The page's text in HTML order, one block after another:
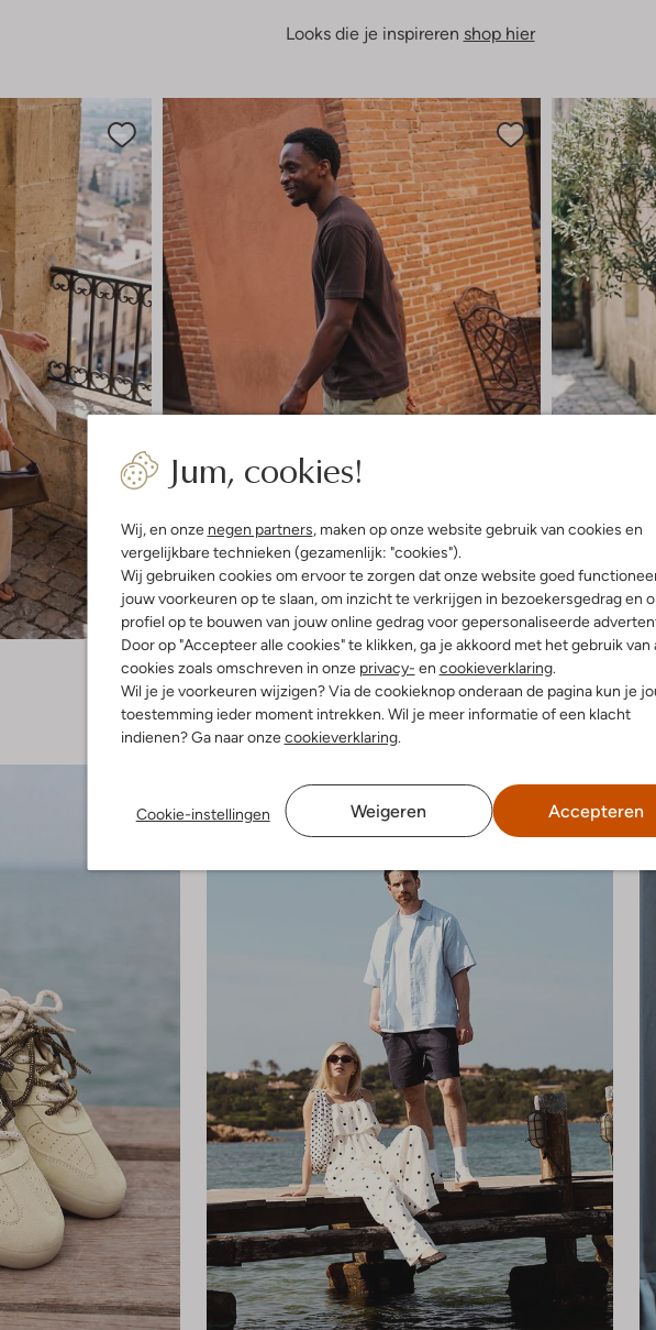
Jum, cookies!
Wij, en onze negen partners, maken op onze website gebruik van cookies en
vergelijkbare technieken (gezamenlijk: "cookies").
Wij gebruiken cookies om ervoor te zorgen dat onze website goed
jouw voorkeuren op te slaan, om inzicht te verkrijgen in bezoekersgedrag en
profiel op te bouwen van jouw online gedrag voor gepersonaliseerde
Door op "Accepteer alle cookies" te klikken, ga je akkoord met het gebruik van
cookies zoals omschreven in onze privacy- en cookieverklaring.
Wil je je voorkeuren wijzigen? Via de cookieknop onderaan de pagina kun je
toestemming ieder moment intrekken. Wil je meer informatie of een klacht
indienen? Ga naar onzecookieverklaring.
Cookie-instellingen Weigeren Accepteren
Looks die je inspireren shop hier
3 items
Bekijk de look
5 items
Bekijk de look